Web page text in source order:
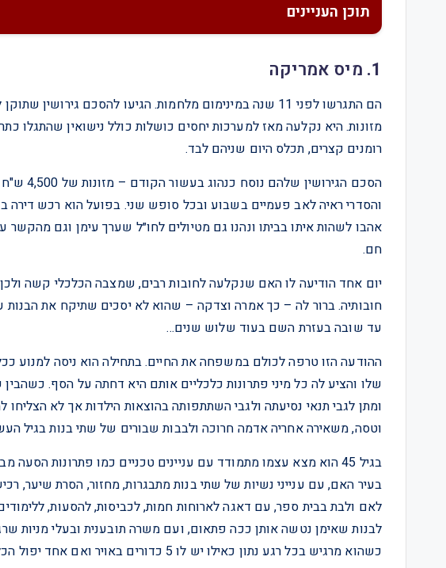
תוכן העניינים
1. מיס אמריקה
הם התגרשו לפני 11 שנה במינימום מלחמות. הגיעו להסכם
מזונות. היא נקלעה מאז למערכות יחסים כושלות כולל נישואין שהתגלו
רומנים קצרים, תכלס היום שניהם לבד.
הסכם
והסדרי ראיה לאב פעמיים בשבוע ובכל סופש שני. בפועל הוא רכש דירה
אהבו לשהות איתו בביתו ונהנו גם מטיולים לחו״ל שערך עימן וגם
חם.
יום אחד הודיעה לו האם שנקלעה לחובות רבים, שמצבה הכלכלי קשה
חובותיה. ברור לה – כך אמרה וצדקה – שהוא לא יסכים שתיקח את הבנות
עד שובה בעזרת השם בעוד שלוש שנים…
ההודעה הזו טרפה לכולם במשפחה את החיים. בתחילה הוא ניסה למנוע
שלו והציע לה כל מיני פתרונות כלכליים אותם היא דחתה על הסף.
ומתן לגבי תנאי נסיעתה ולגבי השתתפותה בהוצאות הילדות אך לא
וטסה, משאירה אחריה אדמה חרוכה ולבבות שבורים של שתי בנות בגיל
בגיל 45 הוא מצא עצמו מתמודד עם עניינים טכניים כמו פתרונות
בעיר האם, עם ענייני נשיות של שתי בנות מתבגרות, מחזור, הסרת שיער,
לאם ולבת בבית ספר, עם דאגה לארוחות חמות, לכביסות, להסעות,
לבנות שאימן נטשה אותן ככה פתאום, ועם משרה תובענית ובעלי מניות
כשהוא מרגיש בכל רגע נתון כאילו יש לו 5 כדורים באויר ואם אחד יפול הכל יתמוטט.